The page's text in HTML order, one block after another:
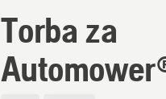
Torba za